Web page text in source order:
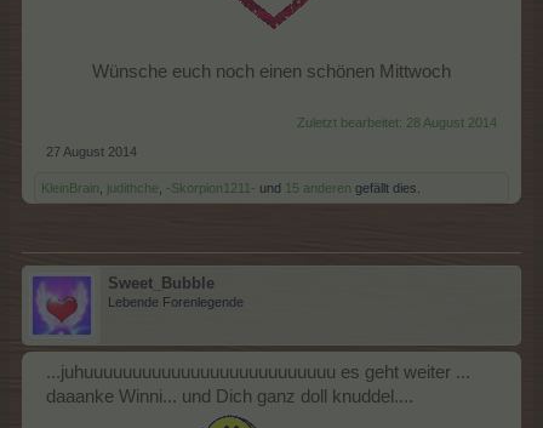
Wünsche euch noch einen schönen Mittwoch
Zuletzt bearbeitet: 28 August 2014
27 August 2014
KleinBrain judithche -Skorpion1211- und 15 anderen gefällt dies.
Sweet_Bubble
Lebende Forenlegende
...juhuuuuuuuuuuuuuuuuuuuuuuuuuu es geht weiter ...
daaanke Winni... und Dich ganz doll knuddel....